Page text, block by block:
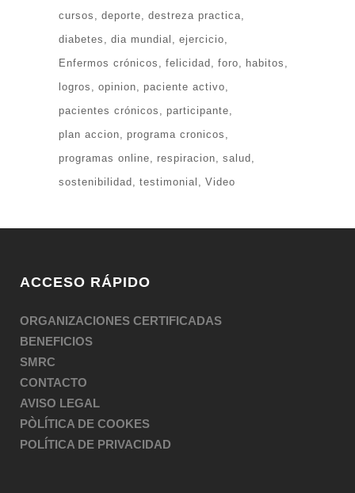
cursos
deporte
destreza practica
diabetes
dia mundial
ejercicio
Enfermos crónicos
felicidad foro
habitos
logros
opinion
paciente activo
pacientes crónicos
participante
plan accion
programa cronicos
programas online
respiracion
salud
sostenibilidad
testimonial Video
ACCESO RÁPIDO
ORGANIZACIONES CERTIFICADAS
BENEFICIOS
SMRC
CONTACTO
AVISO LEGAL
PÒLÍTICA DE COOKES
POLÍTICA DE PRIVACIDAD